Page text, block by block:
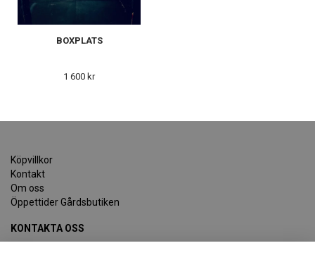
BOXPLATS
1 600 kr
Köpvillkor
Kontakt
Om oss
Öppettider Gårdsbutiken
KONTAKTA OSS